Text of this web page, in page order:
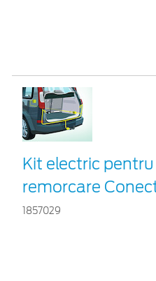
Kit electric
remorcare
1857029